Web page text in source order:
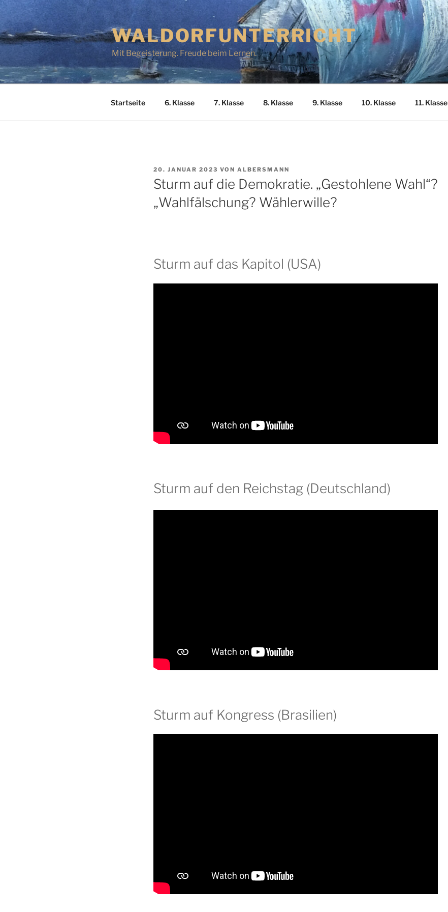
Zum
springen
WALDORFUNTERRICHT
Mit Begeisterung. Freude beim Lernen.
Startseite 6. Klasse 7. Klasse 8. Klasse 9. Klasse 10. Klasse 11. Klasse
VERÖFFENTLICHT
AM
20. JANUAR 2023 VON ALBERSMANN
Sturm auf die Demokratie. „Gestohlene Wahl“?
„Wahlfälschung? Wählerwille?
Sturm auf das Kapitol (USA)
Sturm auf den Reichstag (Deutschland)
Sturm auf Kongress (Brasilien)